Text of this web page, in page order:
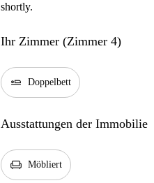
shortly.
Ihr Zimmer (Zimmer 4)
airline_seat_flat Doppelbett
Ausstattungen der Immobilie
chair Möbliert